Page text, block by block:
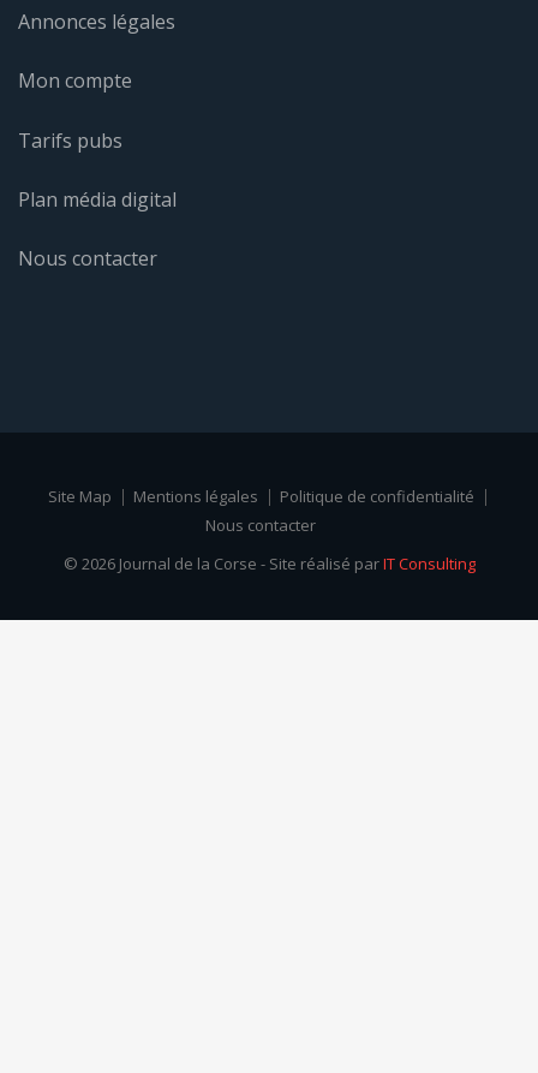
Annonces légales
Mon compte
Tarifs pubs
Plan média digital
Nous contacter
Site Map Mentions légales
Politique de confidentialité
Nous contacter
© 2026 Journal de la Corse - Site réalisé parIT Consulting